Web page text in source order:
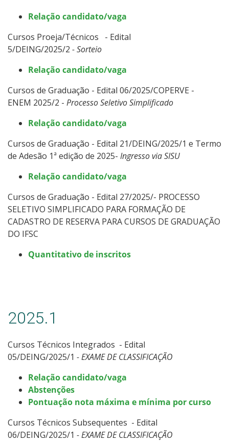
Relação candidato/vaga
Cursos Proeja/Técnicos - Edital
5/DEING/2025/2 - Sorteio
Relação candidato/vaga​
Cursos de Graduação - Edital 06/2025/COPERVE -
ENEM 2025/2 - Processo Seletivo Simplificado
Relação candidato/vaga​
Cursos de Graduação - Edital 21/DEING/2025/1 e Termo
de Adesão 1ª edição de 2025- Ingresso via SISU
Relação candidato/vaga​
Cursos de Graduação - Edital 27/2025/- PROCESSO
SELETIVO SIMPLIFICADO PARA FORMAÇÃO DE
CADASTRO DE RESERVA PARA CURSOS DE GRADUAÇÃO
DO IFSC
Quantitativo de inscritos
2025.1
Cursos Técnicos Integrados - Edital
05/DEING/2025/1 - EXAME DE CLASSIFICAÇÃO
Relação candidato/vaga
Abstenções
Pontuação nota máxima e mínima por curso
Cursos Técnicos Subsequentes - Edital
06/DEING/2025/1 - EXAME DE CLASSIFICAÇÃO